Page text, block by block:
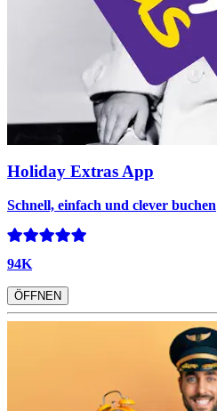
Holiday Extras App
Schnell, einfach und clever buchen
94K
ÖFFNEN